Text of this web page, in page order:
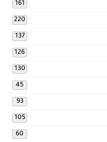
161
220
137
126
130
45
93
105
60